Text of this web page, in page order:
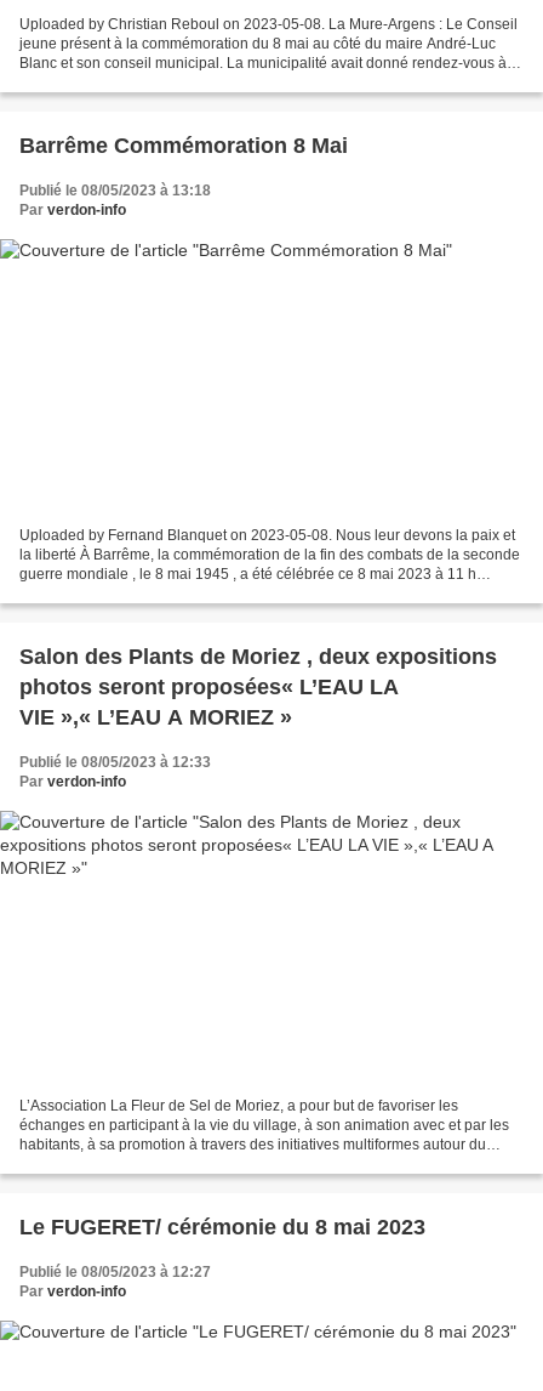
Uploaded by Christian Reboul on 2023-05-08. La Mure-Argens : Le Conseil
jeune présent à la commémoration du 8 mai au côté du maire André-Luc
Blanc et son conseil municipal. La municipalité avait donné rendez-vous à la
Barrême Commémoration 8 Mai
Publié le 08/05/2023 à 13:18
Par verdon-info
Uploaded by Fernand Blanquet on 2023-05-08. Nous leur devons la paix et
la liberté À Barrême, la commémoration de la fin des combats de la seconde
guerre mondiale , le 8 mai 1945 , a été célébrée ce 8 mai 2023 à 11 h
Salon des Plants de Moriez , deux expositions
photos seront proposées« L’EAU LA
VIE »,« L’EAU A MORIEZ »
Publié le 08/05/2023 à 12:33
Par verdon-info
L’Association La Fleur de Sel de Moriez, a pour but de favoriser les
échanges en participant à la vie du village, à son animation avec et par les
habitants, à sa promotion à travers des initiatives multiformes autour du
Le FUGERET/ cérémonie du 8 mai 2023
Publié le 08/05/2023 à 12:27
Par verdon-info